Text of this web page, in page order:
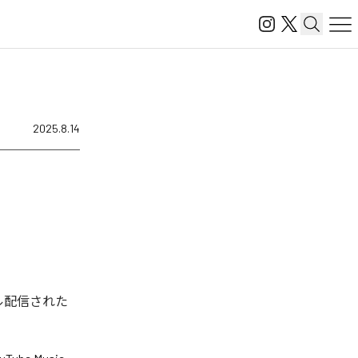
2025.8.14
配信された